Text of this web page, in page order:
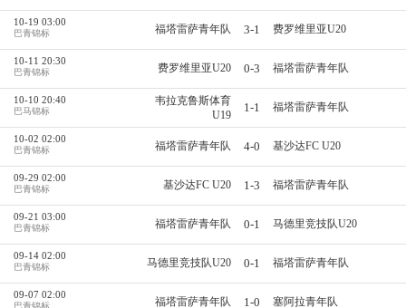
10-19 03:00
巴青锦标 福塔雷萨青年队 3-1 费罗维里亚U20
10-11 20:30
巴青锦标 费罗维里亚U20 0-3 福塔雷萨青年队
10-10 20:40
巴马锦标
韦拉克鲁斯体育
U19
1-1 福塔雷萨青年队
10-02 02:00
巴青锦标 福塔雷萨青年队 4-0 基沙达FC U20
09-29 02:00
巴青锦标 基沙达FC U20 1-3 福塔雷萨青年队
09-21 03:00
巴青锦标 福塔雷萨青年队 0-1 马德里竞技队U20
09-14 02:00
巴青锦标 马德里竞技队U20 0-1 福塔雷萨青年队
09-07 02:00
巴青锦标 福塔雷萨青年队 1-0 塞阿拉青年队